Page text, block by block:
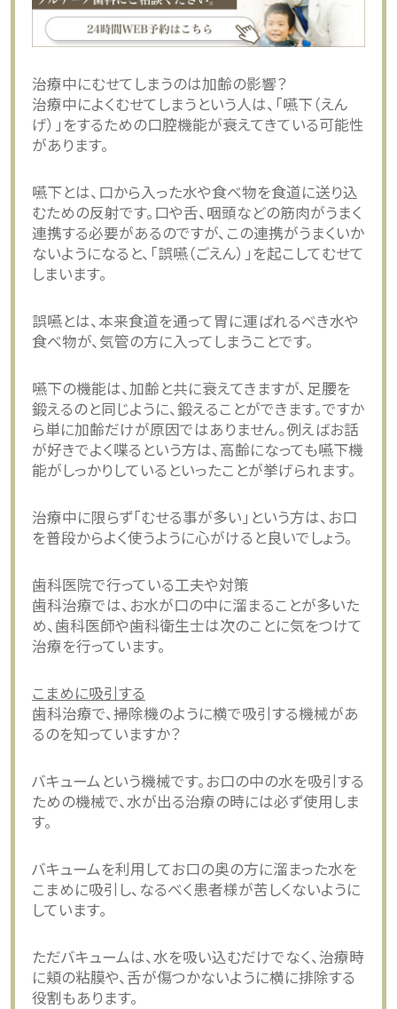
治療中にむせてしまうのは加齢の影響？
治療中によくむせてしまうという人は、「嚥下（えん
げ）」をするための口腔機能が衰えてきている可能性
があります。
嚥下とは、口から入った水や食べ物を食道に送り込
むための反射です。口や舌、咽頭などの筋肉がうまく
連携する必要があるのですが、この連携がうまくいか
ないようになると、「誤嚥（ごえん）」を起こしてむせて
しまいます。
誤嚥とは、本来食道を通って胃に運ばれるべき水や
食べ物が、気管の方に入ってしまうことです。
嚥下の機能は、加齢と共に衰えてきますが、足腰を
鍛えるのと同じように、鍛えることができます。ですか
ら単に加齢だけが原因ではありません。例えばお話
が好きでよく喋るという方は、高齢になっても嚥下機
能がしっかりしているといったことが挙げられます。
治療中に限らず「むせる事が多い」という方は、お口
を普段からよく使うように心がけると良いでしょう。
歯科医院で行っている工夫や対策
歯科治療では、お水が口の中に溜まることが多いた
め、歯科医師や歯科衛生士は次のことに気をつけて
治療を行っています。
こまめに吸引する
歯科治療で、掃除機のように横で吸引する機械があ
るのを知っていますか？
バキュームという機械です。お口の中の水を吸引する
ための機械で、水が出る治療の時には必ず使用しま
す。
バキュームを利用してお口の奥の方に溜まった水を
こまめに吸引し、なるべく患者様が苦しくないように
しています。
ただバキュームは、水を吸い込むだけでなく、治療時
に頬の粘膜や、舌が傷つかないように横に排除する
役割もあります。